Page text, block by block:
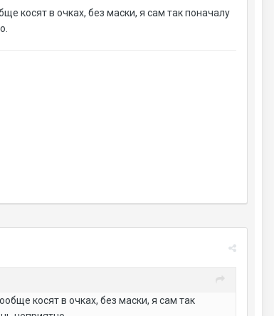
косят в очках, без маски, я сам так поначалу
косят в очках, без маски, я сам так